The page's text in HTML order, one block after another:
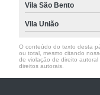
Vila São Bento
Vila União
O conteúdo do texto desta
ou total, mesmo citando
de violação de direito
direitos autorais